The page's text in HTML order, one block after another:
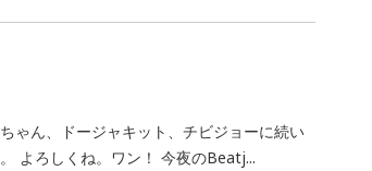
ゃん、ドージャキット、チビジョーに続い
よろしくね。ワン！ 今夜のBeatj...